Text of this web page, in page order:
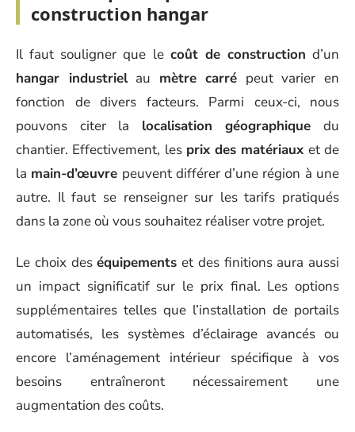
construction hangar
Il faut souligner que le coût de construction d’un
hangar industrielau mètre carré peut varier en
fonction de divers facteurs. Parmi ceux-ci, nous
pouvons citer la localisation géographique du
chantier. Effectivement, les prix des matériaux et de
la main-d’œuvre peuvent différer d’une région à une
autre. Il faut se renseigner sur les tarifs pratiqués
dans la zone où vous souhaitez réaliser votre projet.
Le choix deséquipements et des finitions aura aussi
un impact significatif sur le prix final. Les options
supplémentaires telles que l’installation de portails
automatisés, les systèmes d’éclairage avancés ou
encore l’aménagement intérieur spécifique à vos
besoins entraîneront nécessairement une
augmentation des coûts.